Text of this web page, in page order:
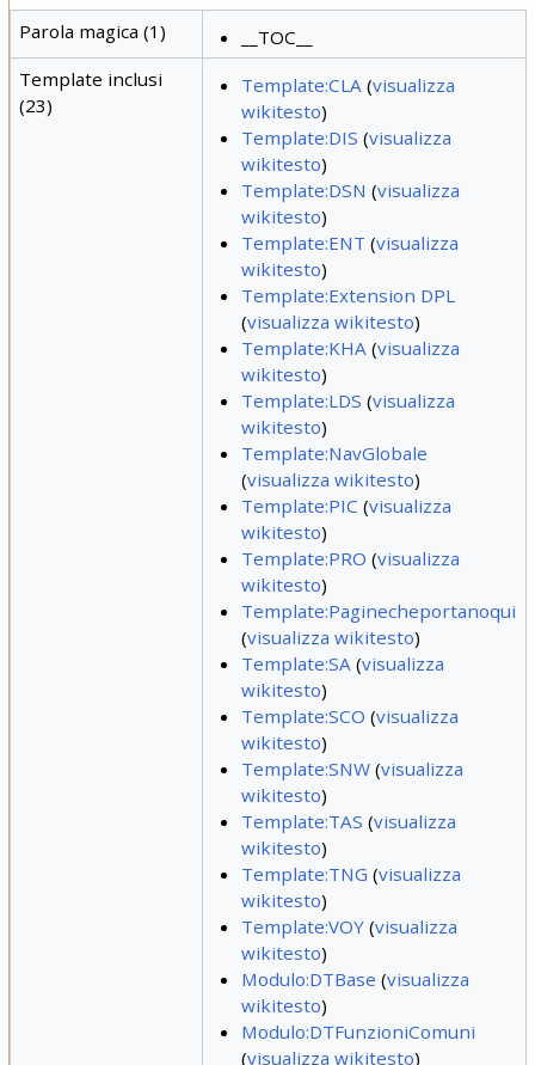
Parola magica (1)
__TOC__
Template inclusi
(23)
Template:CLA(visualizza
wikitesto)
Template:DIS (visualizza
wikitesto)
Template:DSN (visualizza
wikitesto)
Template:ENT (visualizza
wikitesto)
Template:Extension DPL
(visualizza wikitesto)
Template:KHA(visualizza
wikitesto)
Template:LDS (visualizza
wikitesto)
Template:NavGlobale
(visualizza wikitesto)
Template:PIC (visualizza
wikitesto)
Template:PRO (visualizza
wikitesto)
Template:Paginecheportanoqui
(visualizza wikitesto)
Template:SA(visualizza
wikitesto)
Template:SCO (visualizza
wikitesto)
Template:SNW(visualizza
wikitesto)
Template:TAS (visualizza
wikitesto)
Template:TNG (visualizza
wikitesto)
Template:VOY(visualizza
wikitesto)
Modulo:DTBase (visualizza
wikitesto)
Modulo:DTFunzioniComuni
(visualizza wikitesto)